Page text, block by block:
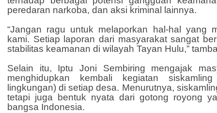
peredaran narkoba, dan aksi kriminal lainnya.
“Jangan ragu untuk melaporkan hal-hal yang
kami. Setiap laporan dari masyarakat sangat
stabilitas keamanan di wilayah Tayan Hulu,”
Selain itu, Iptu Joni Sembiring mengajak
menghidupkan kembali kegiatan
lingkungan) di setiap desa. Menurutnya,
tetapi juga bentuk nyata dari gotong royong
bangsa Indonesia.